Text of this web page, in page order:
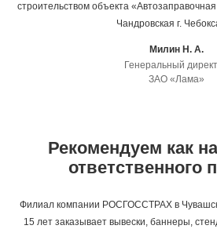
строительством объекта
Чандровская г.
Милин Н. А.
Генеральный
ЗАО «Лама»
Рекомендуем как
ответственного
Филиал компании РОСГОССТРАХ в
15 лет заказывает вывески, баннеры,